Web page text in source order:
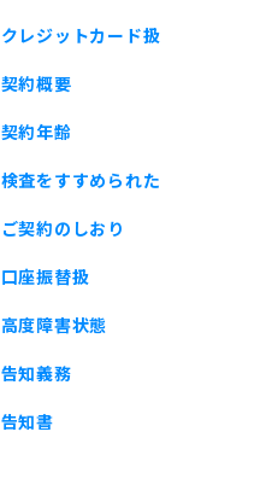
クレジットカード扱
契約概要
契約年齢
検査をすすめられた
ご契約のしおり
口座振替扱
高度障害状態
告知義務
告知書